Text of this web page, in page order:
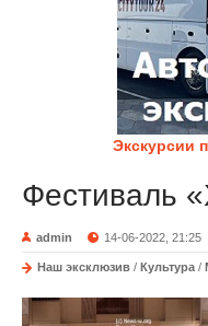
Экскурсии
Фестиваль
admin 14-06-2022, 21:25
Наш эксклюзив / Культура /